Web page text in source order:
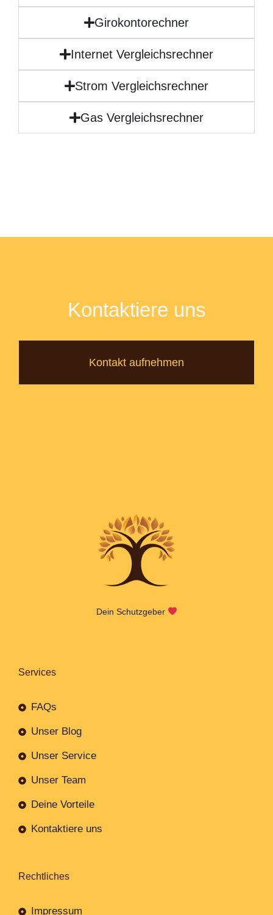
Girokontorechner
Internet Vergleichsrechner
Strom Vergleichsrechner
Gas Vergleichsrechner
Kontaktiere uns
Kontakt aufnehmen
Dein Schutzgeber
Services
FAQs
Unser Blog
Unser Service
Unser Team
Deine Vorteile
Kontaktiere uns
Rechtliches
Impressum